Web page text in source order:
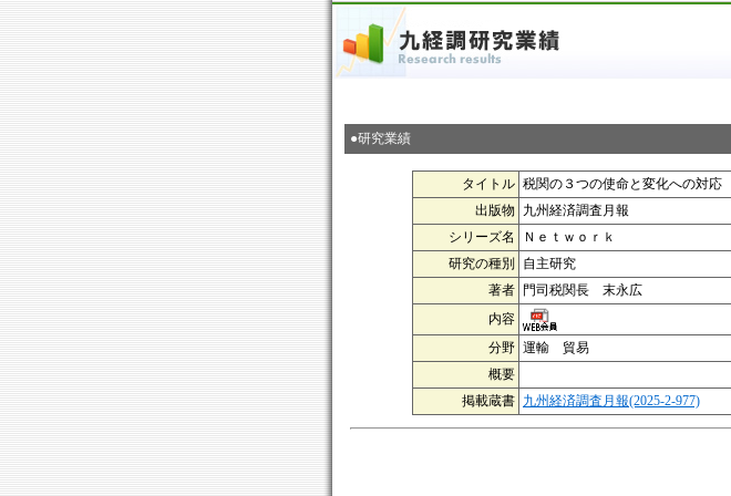
●研究業績
タイトル 税関の３つの使命と変化への対応
出版物
九州経済調査月報
シリーズ名
Ｎｅｔｗｏｒｋ
研究の種別
自主研究
著者 門司税関長 末永広
内容
分野 運輸 貿易
概要
掲載蔵書 九州経済調査月報(2025-2-977)